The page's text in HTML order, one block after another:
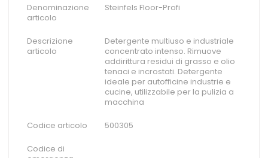
Denominazione
articolo
Steinfels Floor-Profi
Descrizione
articolo
Detergente multiuso e industriale
concentrato intenso. Rimuove
addirittura residui di grasso e olio
tenaci e incrostati. Detergente
ideale per autofficine industrie e
cucine, utilizzabile per la pulizia a
macchina
Codice articolo 500305
Codice di